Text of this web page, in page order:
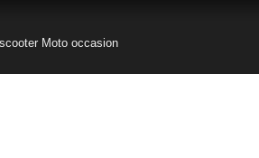
Moto occasion